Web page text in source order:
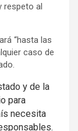
respeto al
“hasta las
caso de
y de la
para
necesita